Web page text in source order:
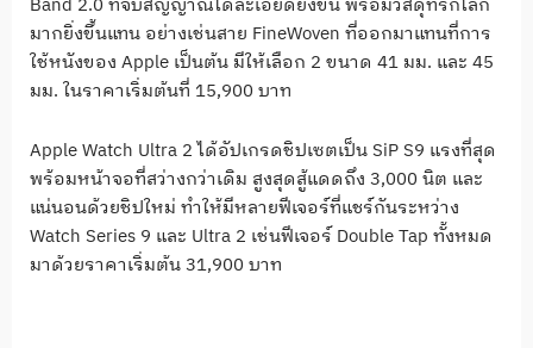
มากยิ่งขึ้นแทน อย่างเช่นสาย FineWoven ที่ออกมาแทนที่การ
ใช้หนังของ Apple เป็นต้น มีให้เลือก 2 ขนาด 41 มม. และ 45
มม. ในราคาเริ่มต้นที่ 15,900 บาท
Apple Watch Ultra 2 ได้อัปเกรดชิปเซตเป็น SiP S9 แรงที่สุด
พร้อมหน้าจอที่สว่างกว่าเดิม สูงสุดสู้แดดถึง 3,000 นิต และ
แน่นอนด้วยชิปใหม่ ทำให้มีหลายฟีเจอร์ที่แชร์กันระหว่าง
Watch Series 9 และ Ultra 2 เช่นฟีเจอร์ Double Tap ทั้งหมด
มาด้วยราคาเริ่มต้น 31,900 บาท